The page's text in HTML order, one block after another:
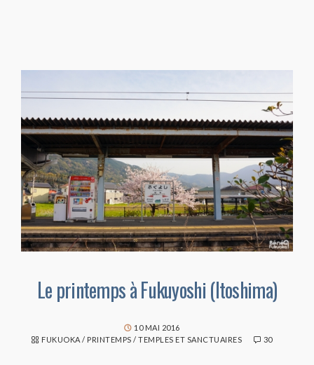
Le printemps à Fukuyoshi (Itoshima)
10 MAI 2016
FUKUOKA / PRINTEMPS /TEMPLES ET SANCTUAIRES 30